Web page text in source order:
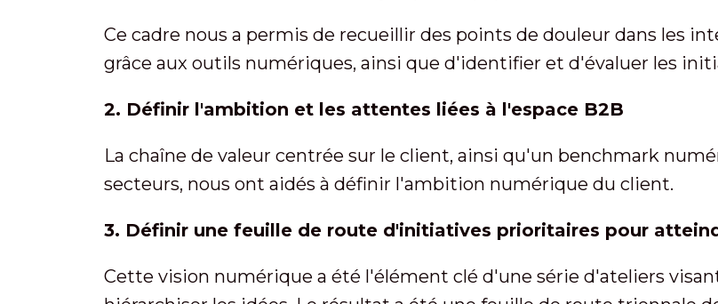
Ce cadre nous a permis de recueillir des points de douleur dans les
grâce aux outils numériques, ainsi que d'identifier et d'évaluer les
2. Définir l'ambition et les attentes liées à l'espace B2B
La chaîne de valeur centrée sur le client, ainsi qu'un benchmark
secteurs, nous ont aidés à définir l'ambition numérique du client.
3. Définir une feuille de route d'initiatives prioritaires pour
Cette vision numérique a été l'élément clé d'une série d'ateliers